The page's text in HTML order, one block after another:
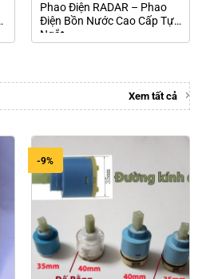
Phao Điện RADAR – Phao
Điện Bồn Nước Cao Cấp Tự
Ngắt
Xem tất cả
-9%